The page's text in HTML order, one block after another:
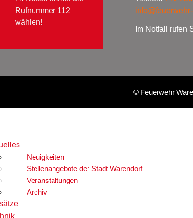
Rufnummer 112
wählen!
Im Notfall rufen
© Feuerwehr
Neuigkeiten
Stellenangebote der Stadt Warendorf
Veranstaltungen
Archiv